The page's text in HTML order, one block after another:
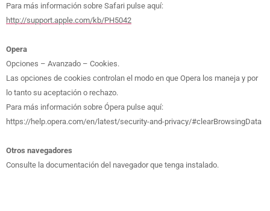
Para más información sobre Safari pulse aquí:
http://support.apple.com/kb/PH5042
Opera
Opciones – Avanzado – Cookies.
Las opciones de cookies controlan el modo en que Opera los maneja y por
lo tanto su aceptación o rechazo.
Para más información sobre Ópera pulse aquí:
https://help.opera.com/en/latest/security-and-privacy/#clearBrowsingData
Otros navegadores
Consulte la documentación del navegador que tenga instalado.